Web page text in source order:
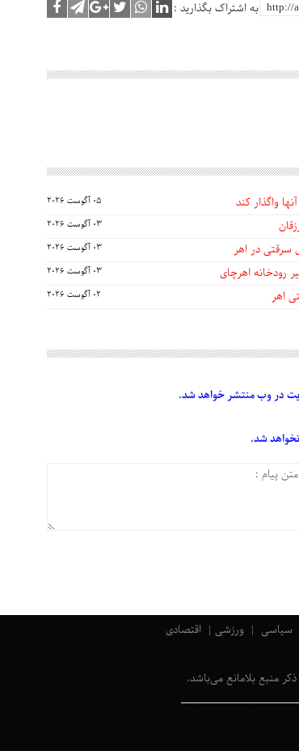
به اشتراک بگذارید :
واگذار کند 05 آگوست 2026
03 آگوست 2026
03 آگوست 2026
رودخانه اهرچای 03 آگوست 2026
اهر 02 آگوست 2026
در وب منتشر خواهد شد.
شد.
سیاسی ورزشی اقتصادی
ذکر منبع بلامانع می‌باشد.